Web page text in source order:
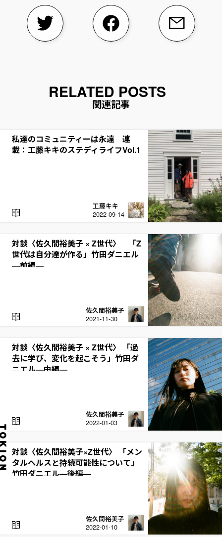
関連記事
私達のコミュニティーは永遠 連
載：工藤キキのステディライフVol.1
工藤キキ
2022-09-14
R
E
対談〈佐久間裕美子 × Z世代〉 「Z
世代は自分達が作る」竹田ダニエル
—前編—
佐久間裕美子
2021-11-30
R
E
対談〈佐久間裕美子 × Z世代〉 「過
去に学び、変化を起こそう」竹田ダ
ニエル—中編—
佐久間裕美子
2022-01-03
R
E
対談〈佐久間裕美子×Z世代〉 「メン
タルヘルスと持続可能性について」
竹田ダニエル—後編—
佐久間裕美子
2022-01-10
R
E